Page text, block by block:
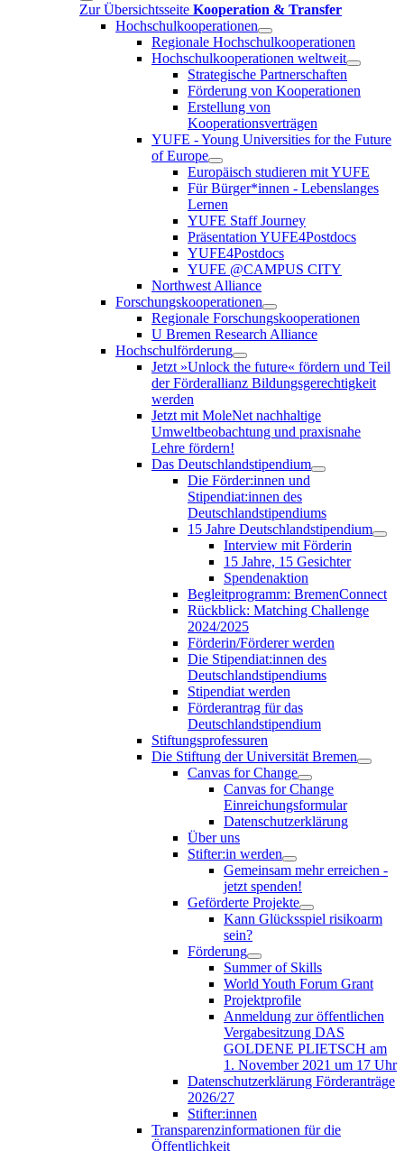
Zur Übersichtsseite Kooperation & Transfer
Hochschulkooperationen
Regionale Hochschulkooperationen
Hochschulkooperationen weltweit
Strategische Partnerschaften
Förderung von Kooperationen
Erstellung von
Kooperationsverträgen
YUFE - Young Universities for the Future
of Europe
Europäisch studieren mit YUFE
Für Bürger*innen - Lebenslanges
Lernen
YUFE Staff Journey
Präsentation YUFE4Postdocs
YUFE4Postdocs
YUFE @CAMPUS CITY
Northwest Alliance
Forschungskooperationen
Regionale Forschungskooperationen
U Bremen Research Alliance
Hochschulförderung
Jetzt »Unlock the future« fördern und Teil
der Förderallianz Bildungsgerechtigkeit
werden
Jetzt mit MoleNet nachhaltige
Umweltbeobachtung und praxisnahe
Lehre fördern!
Das Deutschlandstipendium
Die Förder:innen und
Stipendiat:innen des
Deutschlandstipendiums
15 Jahre Deutschlandstipendium
Interview mit Förderin
15 Jahre, 15 Gesichter
Spendenaktion
Begleitprogramm: BremenConnect
Rückblick: Matching Challenge
2024/2025
Förderin/Förderer werden
Die Stipendiat:innen des
Deutschlandstipendiums
Stipendiat werden
Förderantrag für das
Deutschlandstipendium
Stiftungsprofessuren
Die Stiftung der Universität Bremen
Canvas for Change
Canvas for Change
Einreichungsformular
Datenschutzerklärung
Über uns
Stifter:in werden
Gemeinsam mehr erreichen -
jetzt spenden!
Geförderte Projekte
Kann Glücksspiel risikoarm
sein?
Förderung
Summer of Skills
World Youth Forum Grant
Projektprofile
Anmeldung zur öffentlichen
Vergabesitzung DAS
GOLDENE PLIETSCH am
1. November 2021 um 17 Uhr
Datenschutzerklärung Förderanträge
2026/27
Stifter:innen
Transparenzinformationen für die
Öffentlichkeit